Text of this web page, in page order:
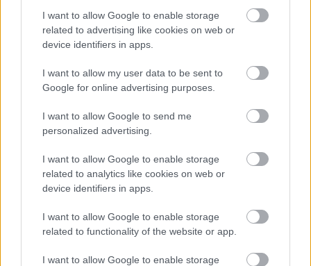
I want to allow Google to enable storage
related to advertising like cookies on web or
device identifiers in apps.
I want to allow my user data to be sent to
Google for online advertising purposes.
I want to allow Google to send me
personalized advertising.
I want to allow Google to enable storage
related to analytics like cookies on web or
device identifiers in apps.
I want to allow Google to enable storage
related to functionality of the website or app.
I want to allow Google to enable storage
A kutatók azonban elmondták, hogy a gép jelenlegi
állapotában nem tudja vizsgálni a műanyagokat. A
folyamatot automatizálni kellene, és csak azt
követően lehetne hasznos eszköz óceánból vett
minták tanulmányozásához.
Mintavevő résszel rendelkező dokkolóállomásban
gondolkoznak, és a robothal szervezetét is ott
tisztítanák meg a hulladékoktól, hogy folytathassa a
mikroműanyag-gyűjtést.
Címkék:robot környezetvédelem műanyag